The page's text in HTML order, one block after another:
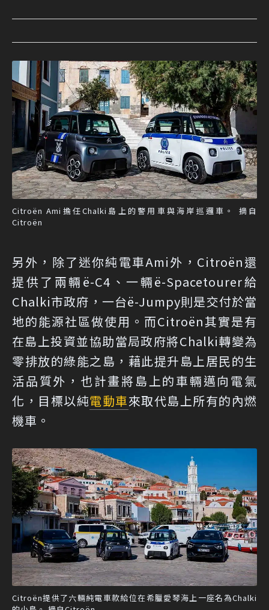
Citroën Ami擔任Chalki島上的警用車與海岸巡邏車。 摘自
Citroën
另外，除了迷你純電車Ami外，Citroën還
提供了兩輛ë-C4、一輛ë-Spacetourer給
Chalki市政府，一台ë-Jumpy則是交付於當
地的能源社區做使用。而Citroën其實是有
在島上投資並協助當局政府將Chalki轉變為
零排放的綠能之島，藉此提升島上居民的生
活品質外，也計畫將島上的車輛邁向電氣
化，目標以純電動車來取代島上所有的內燃
機車。
Citroën提供了六輛純電車款給位在希臘愛琴海上一座名為Chalki